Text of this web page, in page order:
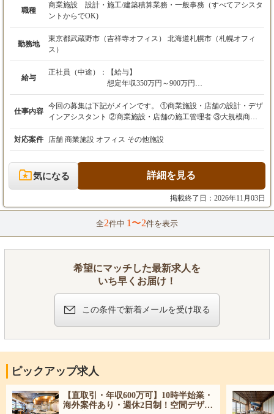
職種
商業施設 設計・施工/建築積算業務・一般事務（すべてアシスタ
ントからでOK)
勤務地
東京都武蔵野市（吉祥寺オフィス） 北海道札幌市（札幌オフィ
ス）
給与
正社員（中途）：
【給与】
想定年収350万円～900万円
月給29万円～75万円
※経験・スキルを考慮の上、決定します。
【残業代】
（※固定残業制・みなし残業制の場合の記載例
※）
上記月給は、固定残業代7.2万円～18万円／45時
間分を含みます。
時間外労働が設定時間を超えた場合は、別途超
過分を全額支給します。
・インセンティブ：あり
・資格手当：10,000円～50,000円／月
・役職手当：50,000円～200,000円／月
【昇給・賞与】
・昇給：年１回（2月）
・賞与：定無し (決算賞与支給4年継続中）
【試用期間】
あり
【年収例】
年収470万円／30歳（入社３年目）：月給39.1万
仕事内容
今回の募集は下記がメインです。 ①商業施設・店舗の設計・デザ
インアシスタント ②商業施設・店舗の施工管理者 ③大規模商業
施設 木造造作・家具工事設計(施工図）及び施工管理者 ④建築
案件の積算業務、キープラン作成など
対応案件 店舗 商業施設 オフィス その他施設
気になる 詳細を見る
掲載終了日：2026年11月03日
全2件中 1〜2件を表示
希望にマッチした最新求人を
いち早くお届け！
この条件で新着メールを受け取る
ピックアップ求人
【直取引・年収600万可】10時半始業・
海外案件あり・週休2日制！空間デザイ